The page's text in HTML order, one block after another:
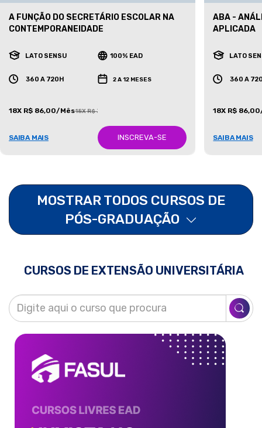
A FUNÇÃO DO SECRETÁRIO ESCOLAR NA
CONTEMPORANEIDADE
LATO SENSU 100% EAD
360 A 720H 2 A 12 MESES
18X R$ 86,00/Mês18X R$ 387,00/Mês
SAIBA MAIS INSCREVA-SE
ABA -
APLICADA
LATO
360 A
18X R$
SAIBA MAIS
MOSTRAR TODOS CURSOS DE
PÓS-GRADUAÇÃO
CURSOS DE EXTENSÃO UNIVERSITÁRIA